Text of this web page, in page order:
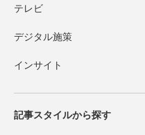
テレビ
デジタル施策
インサイト
記事スタイルから探す